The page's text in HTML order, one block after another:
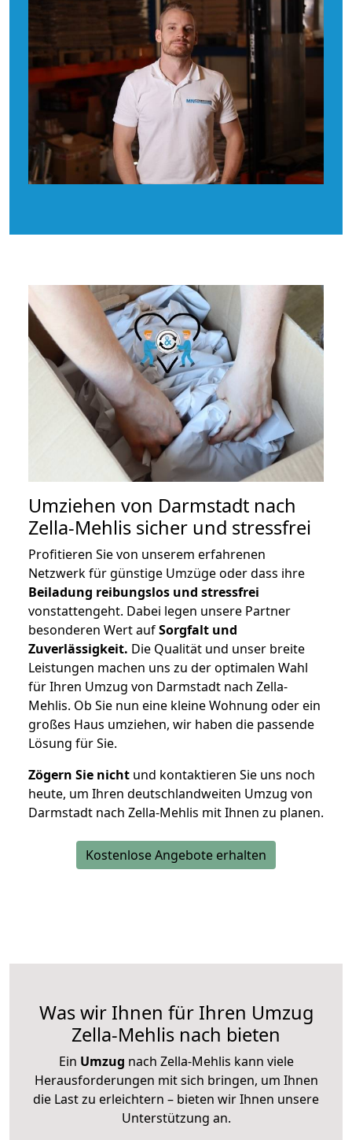
Umziehen von Darmstadt nach
Zella-Mehlis sicher und stressfrei
Profitieren Sie von unserem erfahrenen
Netzwerk für günstige Umzüge oder dass ihre
Beiladung reibungslos und stressfrei
vonstattengeht. Dabei legen unsere Partner
besonderen Wert aufSorgfalt und
Zuverlässigkeit. Die Qualität und unser breite
Leistungen machen uns zu der optimalen Wahl
für Ihren Umzug von Darmstadt nach Zella-
Mehlis. Ob Sie nun eine kleine Wohnung oder ein
großes Haus umziehen, wir haben die passende
Lösung für Sie.
Zögern Sie nicht und kontaktieren Sie uns noch
heute, um Ihren deutschlandweiten Umzug von
Darmstadt nach Zella-Mehlis mit Ihnen zu planen.
Kostenlose Angebote erhalten
Was wir Ihnen für Ihren Umzug
Zella-Mehlis nach bieten
Ein Umzug nach Zella-Mehlis kann viele
Herausforderungen mit sich bringen, um Ihnen
die Last zu erleichtern – bieten wir Ihnen unsere
Unterstützung an.